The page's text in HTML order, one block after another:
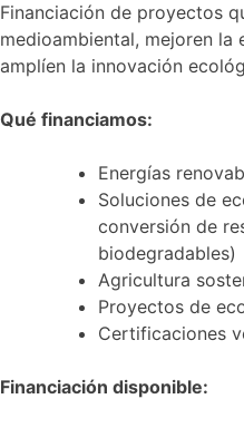
Financiación de proyectos
medioambiental, mejoren
amplíen la innovación
Qué financiamos:
Energías
Soluciones de
conversión de
biodegradables)
Agricultura
Proyectos de
Certificaciones
Financiación disponible: